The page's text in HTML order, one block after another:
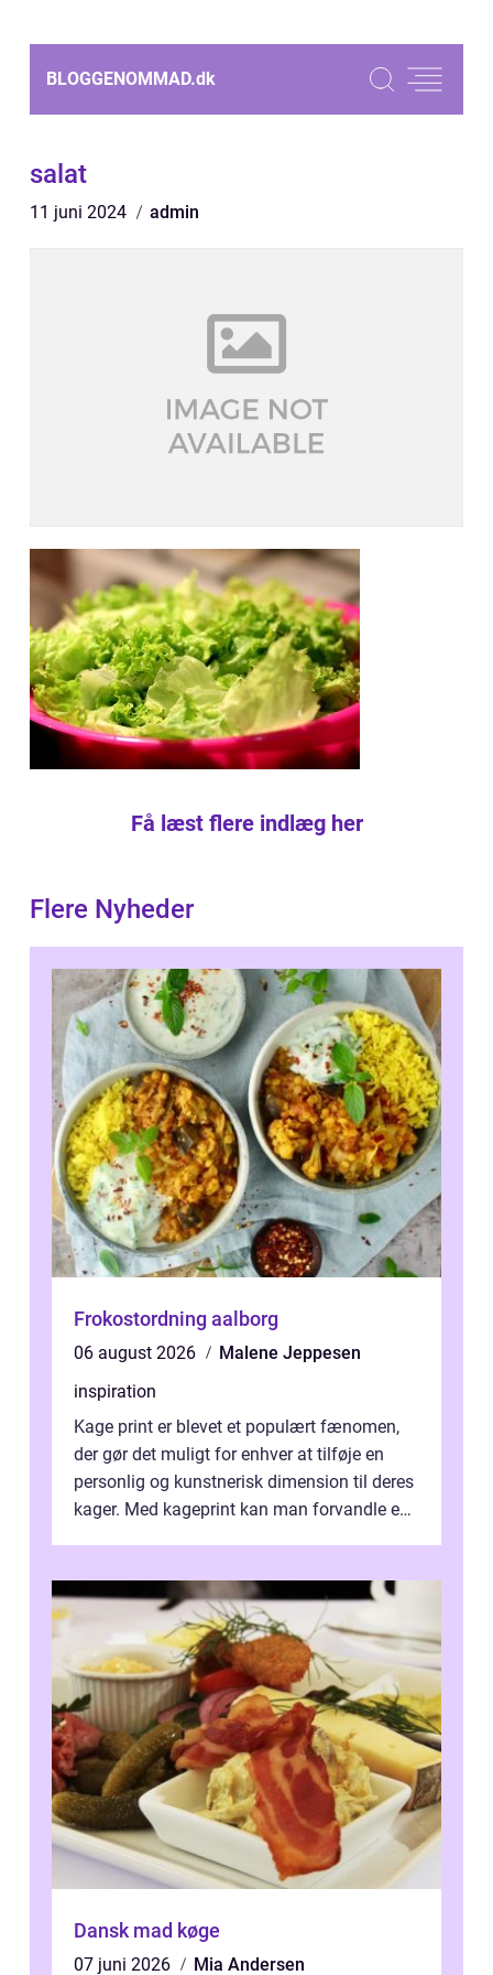
BLOGGENOMMAD.dk
salat
11 juni 2024 admin
Få læst flere indlæg her
Flere Nyheder
Frokostordning aalborg
06 august 2026
Malene Jeppesen
inspiration
Kage print er blevet et populært fænomen,
der gør det muligt for enhver at tilføje en
personlig og kunstnerisk dimension til deres
kager. Med kageprint kan man forvandle en
Dansk mad køge
07 juni 2026 Mia Andersen